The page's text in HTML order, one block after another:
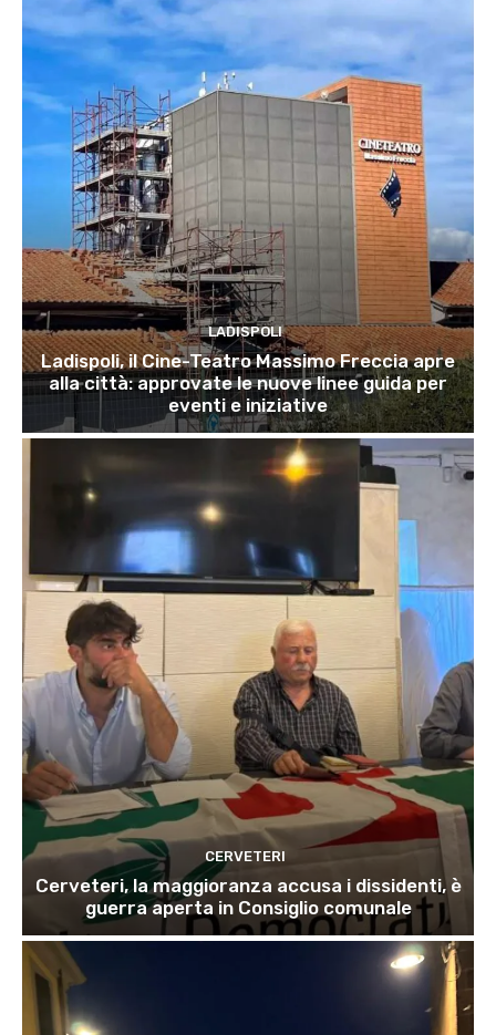
LADISPOLI
Ladispoli, il Cine-Teatro Massimo Freccia apre
alla città: approvate le nuove linee guida per
eventi e iniziative
CERVETERI
Cerveteri, la maggioranza accusa i dissidenti, è
guerra aperta in Consiglio comunale